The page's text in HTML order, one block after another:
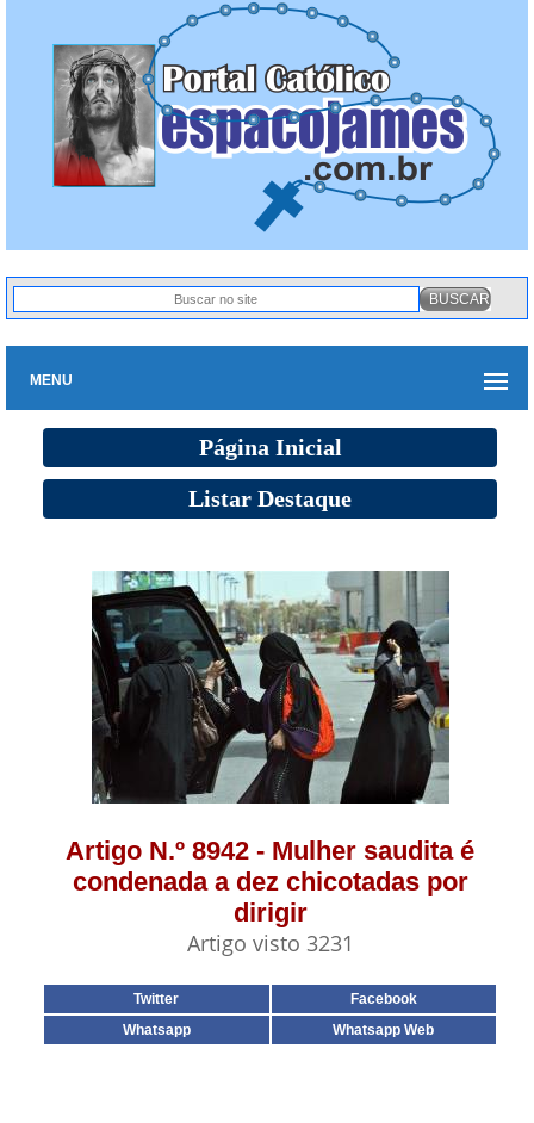
MENU
Página Inicial
Listar Destaque
Artigo N.º 8942 - Mulher saudita é
condenada a dez chicotadas por
dirigir
Artigo visto 3231
Twitter
Facebook
Whatsapp
Whatsapp Web